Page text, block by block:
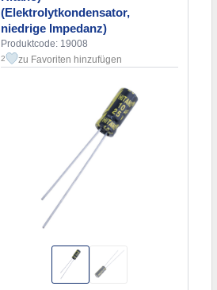
(Elektrolytkondensator,
niedrige Impedanz)
Produktcode: 19008
2 zu Favoriten hinzufügen